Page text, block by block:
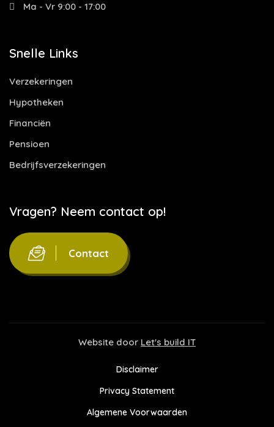
Ma - Vr 9:00 - 17:00
Snelle Links
Verzekeringen
Hypotheken
Financiën
Pensioen
Bedrijfsverzekeringen
Vragen? Neem contact op!
Contact
Website door Let's build IT
Disclaimer
Privacy Statement
Algemene Voorwaarden